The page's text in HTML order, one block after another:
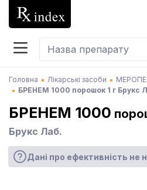
Головна Лікарські засоби
БРЕНЕМ 1000 порошок 1 г Брукс
БРЕНЕМ 1000
Брукс Лаб.
Дані про ефективність не